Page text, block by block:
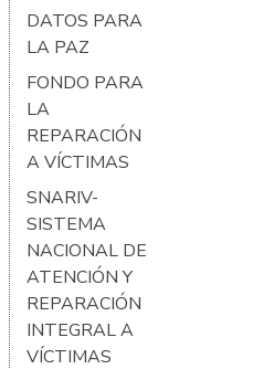
DATOS PARA
LA PAZ
FONDO PARA
LA
REPARACIÓN
A VÍCTIMAS
SNARIV-
SISTEMA
NACIONAL DE
ATENCIÓN Y
REPARACIÓN
INTEGRAL A
VÍCTIMAS